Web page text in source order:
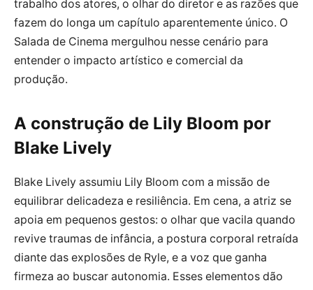
trabalho dos atores, o olhar do diretor e as razões que
fazem do longa um capítulo aparentemente único. O
Salada de Cinema mergulhou nesse cenário para
entender o impacto artístico e comercial da
produção.
A construção de Lily Bloom por
Blake Lively
Blake Lively assumiu Lily Bloom com a missão de
equilibrar delicadeza e resiliência. Em cena, a atriz se
apoia em pequenos gestos: o olhar que vacila quando
revive traumas de infância, a postura corporal retraída
diante das explosões de Ryle, e a voz que ganha
firmeza ao buscar autonomia. Esses elementos dão